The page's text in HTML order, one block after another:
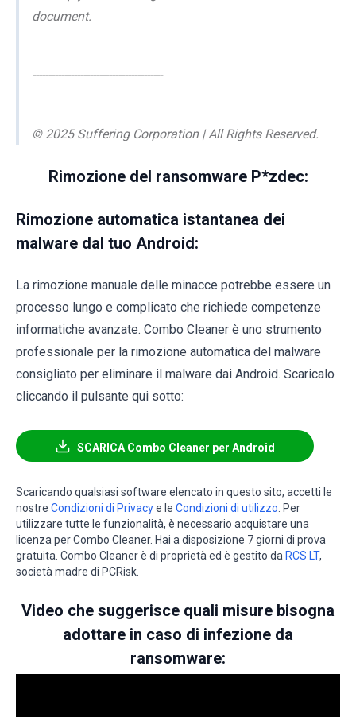
document.
-----------------------------------------
© 2025 Suffering Corporation | All Rights Reserved.
Rimozione del ransomware P*zdec:
Rimozione automatica istantanea dei
malware dal tuo Android:
La rimozione manuale delle minacce potrebbe essere un
processo lungo e complicato che richiede competenze
informatiche avanzate. Combo Cleaner è uno strumento
professionale per la rimozione automatica del malware
consigliato per eliminare il malware dai Android. Scaricalo
cliccando il pulsante qui sotto:
SCARICA Combo Cleaner per Android
Scaricando qualsiasi software elencato in questo sito, accetti le
nostre Condizioni di Privacye le Condizioni di utilizzo . Per
utilizzare tutte le funzionalità, è necessario acquistare una
licenza per Combo Cleaner. Hai a disposizione 7 giorni di prova
gratuita. Combo Cleaner è di proprietà ed è gestito da RCS LT,
società madre di PCRisk.
Video che suggerisce quali misure bisogna
adottare in caso di infezione da
ransomware: